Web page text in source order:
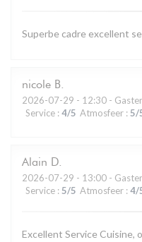
Superbe cadre excellent
nicole B
2026-07-29 - 12:30 -
Service : 4/5 Atmosfeer : 5/
Alain D
2026-07-29 - 13:00 -
Service : 5/5 Atmosfeer : 4/
Excellent Service Cuisine,